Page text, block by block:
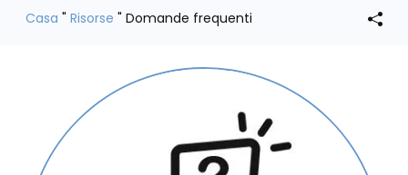
Casa " Risorse " Domande frequenti